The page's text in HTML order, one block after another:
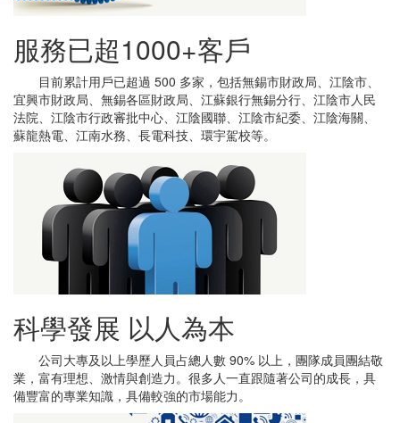
服務已超1000+客戶
目前累計用戶已超過 500 多家，包括無錫市財政局、江陰市、
宜興市財政局、無錫各區財政局、江蘇銀行無錫分行、江陰市人民
法院、江陰市行政審批中心、江陰國聯、江陰市紀委、江陰海關、
蘇龍熱電、江南水務、長電科技、環宇駕校等。
科學發展 以人為本
公司大專及以上學歷人員占總人數 90% 以上，團隊成員團結敬
業，富有理想、激情與創造力。很多人一直跟隨著公司的成長，具
備豐富的專業知識，具備較強的市場能力。